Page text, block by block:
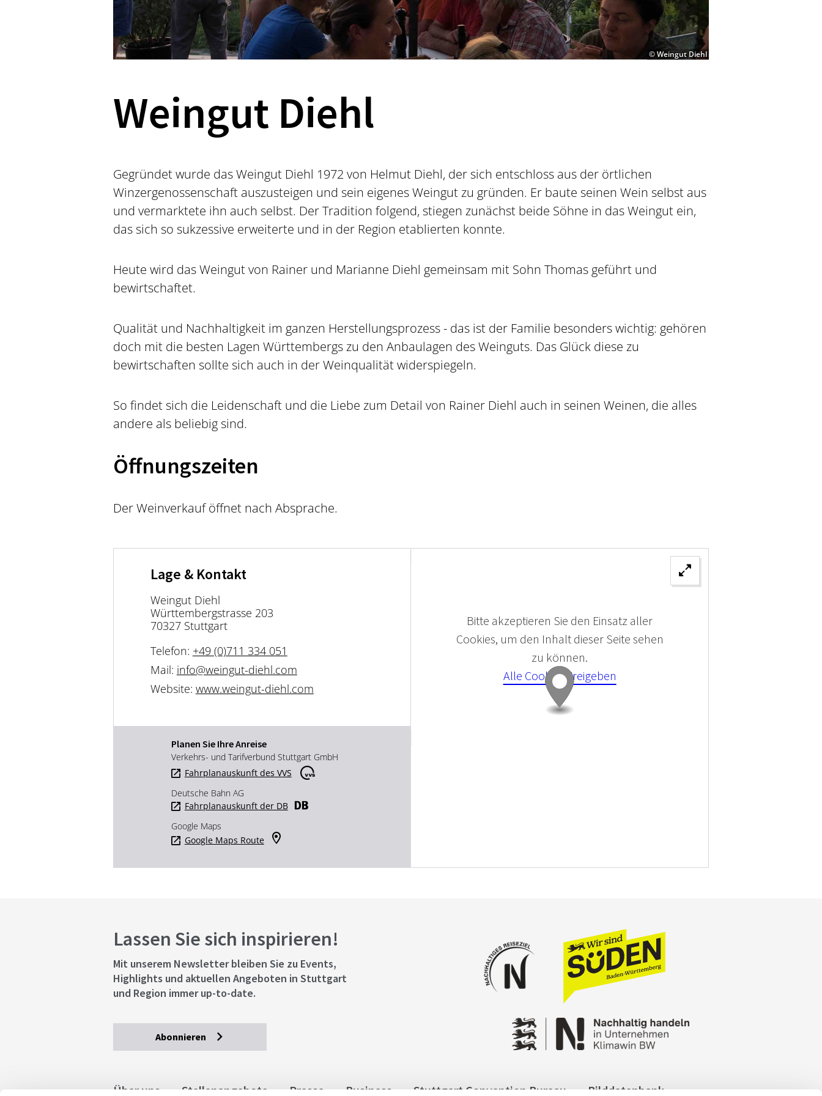
© Weingut Diehl
Weingut Diehl
Gegründet wurde das Weingut Diehl 1972 von Helmut Diehl, der sich entschloss aus der örtlichen
Winzergenossenschaft auszusteigen und sein eigenes Weingut zu gründen. Er baute seinen Wein selbst aus
und vermarktete ihn auch selbst. Der Tradition folgend, stiegen zunächst beide Söhne in das Weingut ein,
das sich so sukzessive erweiterte und in der Region etablierten konnte.
Heute wird das Weingut von Rainer und Marianne Diehl gemeinsam mit Sohn Thomas geführt und
bewirtschaftet.
Qualität und Nachhaltigkeit im ganzen Herstellungsprozess - das ist der Familie besonders wichtig: gehören
doch mit die besten Lagen Württembergs zu den Anbaulagen des Weinguts. Das Glück diese zu
bewirtschaften sollte sich auch in der Weinqualität widerspiegeln.
So findet sich die Leidenschaft und die Liebe zum Detail von Rainer Diehl auch in seinen Weinen, die alles
andere als beliebig sind.
Öffnungszeiten
Der Weinverkauf öffnet nach Absprache.
Lage & Kontakt
Weingut Diehl
Württembergstrasse 203
70327 Stuttgart
Telefon: +49 (0)711 334 051
Mail: info@weingut-diehl.com
Website: www.weingut-diehl.com
Planen Sie Ihre Anreise
Verkehrs- und Tarifverbund Stuttgart GmbH
Fahrplanauskunft des VVS
Deutsche Bahn AG
Fahrplanauskunft der DB
Google Maps
Google Maps Route
Bitte akzeptieren Sie den Einsatz aller
Cookies, um den Inhalt dieser Seite sehen
zu können.
Alle Cookies Freigeben
Lassen Sie sich inspirieren!
Mit unserem Newsletter bleiben Sie zu Events,
Highlights und aktuellen Angeboten in Stuttgart
und Region immer up-to-date.
Abonnieren
Über uns Stellenangebote Presse Business Stuttgart Convention Bureau Bilddatenbank